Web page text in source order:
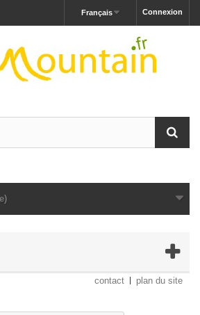
Connexion
Français
contact plan du site